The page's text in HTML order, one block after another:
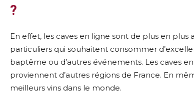
?
En effet, les caves en ligne sont de plus en
particuliers qui souhaitent consommer
baptême ou d’autres événements. Les caves
proviennent d’autres régions de France. En
meilleurs vins dans le monde.